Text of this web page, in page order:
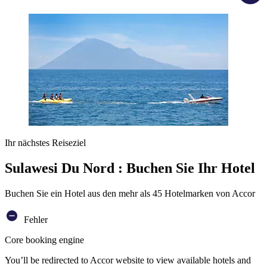
Ihr nächstes Reiseziel
Sulawesi Du Nord : Buchen Sie Ihr Hotel
Buchen Sie ein Hotel aus den mehr als 45 Hotelmarken von Accor
Fehler
Core booking engine
You’ll be redirected to Accor website to view available hotels and